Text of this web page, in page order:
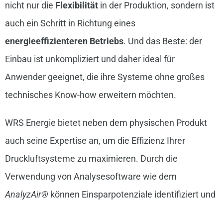
nicht nur die Flexibilitätin der Produktion, sondern ist
auch ein Schritt in Richtung eines
energieeffizienteren Betriebs. Und das Beste: der
Einbau ist unkompliziert und daher ideal für
Anwender geeignet, die ihre Systeme ohne großes
technisches Know-how erweitern möchten.
WRS Energie bietet neben dem physischen Produkt
auch seine Expertise an, um die Effizienz Ihrer
Druckluftsysteme zu maximieren. Durch die
Verwendung von Analysesoftware wie dem
AnalyzAir® können Einsparpotenziale identifiziert und